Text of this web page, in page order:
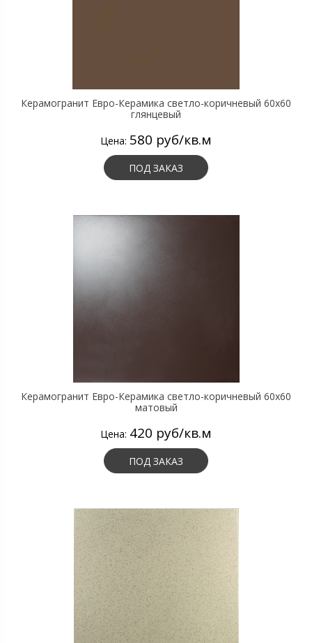
Керамогранит Евро-Керамика светло-коричневый 60х60
глянцевый
Цена: 580 руб/кв.м
ПОД ЗАКАЗ
Керамогранит Евро-Керамика светло-коричневый 60х60
матовый
Цена: 420 руб/кв.м
ПОД ЗАКАЗ